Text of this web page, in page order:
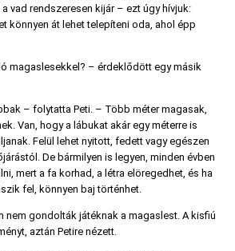
vad rendszeresen kijár – ezt úgy hívjuk:
könnyen át lehet telepíteni oda, ahol épp
magaslesekkel? – érdeklődött egy másik
– folytatta Peti. – Több méter magasak,
Van, hogy a lábukat akár egy méterre is
Felül lehet nyitott, fedett vagy egészen
De bármilyen is legyen, minden évben
mert a fa korhad, a létra elöregedhet, és ha
fel, könnyen baj történhet.
nem gondolták játéknak a magaslest. A kisfiú
aztán Petire nézett.